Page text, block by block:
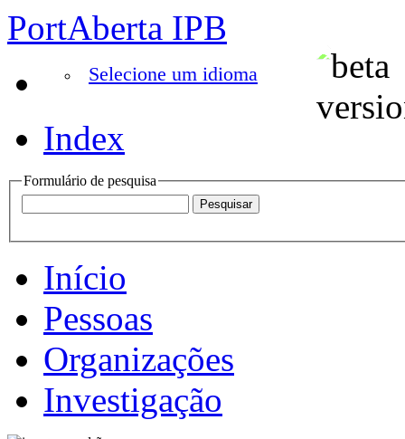
PortAberta IPB
Selecione um idioma
Index
Formulário de pesquisa
Início
Pessoas
Organizações
Investigação